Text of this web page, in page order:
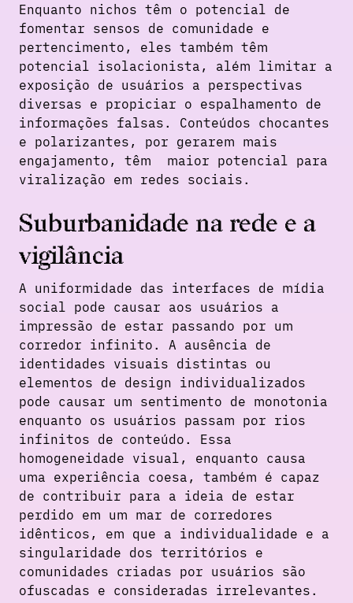
Enquanto nichos têm o potencial de
fomentar sensos de comunidade e
pertencimento, eles também têm
potencial isolacionista, além limitar a
exposição de usuários a perspectivas
diversas e propiciar o espalhamento de
informações falsas. Conteúdos chocantes
e polarizantes, por gerarem mais
engajamento, têm maior potencial para
viralização em redes sociais.
Suburbanidade na rede e a
vigilância
A uniformidade das interfaces de mídia
social pode causar aos usuários a
impressão de estar passando por um
corredor infinito. A ausência de
identidades visuais distintas ou
elementos de design individualizados
pode causar um sentimento de monotonia
enquanto os usuários passam por rios
infinitos de conteúdo. Essa
homogeneidade visual, enquanto causa
uma experiência coesa, também é capaz
de contribuir para a ideia de estar
perdido em um mar de corredores
idênticos, em que a individualidade e a
singularidade dos territórios e
comunidades criadas por usuários são
ofuscadas e consideradas irrelevantes.